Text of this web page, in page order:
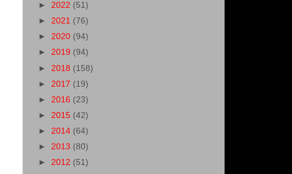
► 2022 (51)
► 2021 (76)
► 2020 (94)
► 2019 (94)
► 2018 (158)
► 2017 (19)
► 2016 (23)
► 2015 (42)
► 2014 (64)
► 2013 (80)
► 2012 (51)